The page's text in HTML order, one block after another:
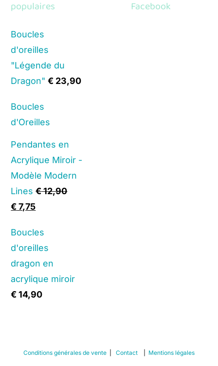
populaires
Boucles
d'oreilles
"Légende du
Dragon" € 23,90
Boucles
d'Oreilles
Pendantes en
Acrylique Miroir -
Modèle Modern
Lines €12,90
Original
was:
€ 12,90.
€7,75Current
is:
€ 7,75.
Boucles
d'oreilles
dragon en
acrylique miroir
€14,90
Facebook
Conditions générales de vente Contact Mentions légales